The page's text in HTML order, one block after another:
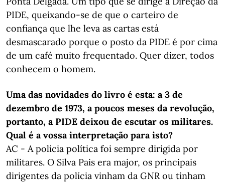
PIDE, queixando-se de que o carteiro de
confiança que lhe leva as cartas está
desmascarado porque o posto da PIDE é por cima
de um café muito frequentado. Quer dizer, todos
conhecem o homem.
Uma das novidades do livro é esta: a 3 de
dezembro de 1973, a poucos meses da revolução,
portanto, a PIDE deixou de escutar os militares.
Qual é a vossa interpretação para isto?
AC - A polícia política foi sempre dirigida por
militares. O Silva Pais era major, os principais
dirigentes da polícia vinham da GNR ou tinham